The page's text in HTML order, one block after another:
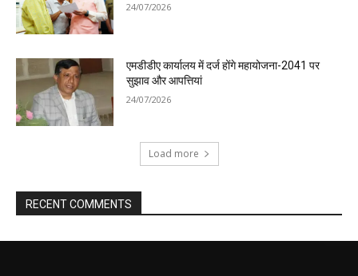
24/07/2026
एमडीडीए कार्यालय में दर्ज होंगे महायोजना-2041 पर
सुझाव और आपत्तियां
24/07/2026
Load more
RECENT COMMENTS